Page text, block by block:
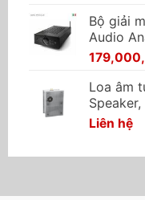
Bộ giải
Audio
Loa âm
Liên hệ